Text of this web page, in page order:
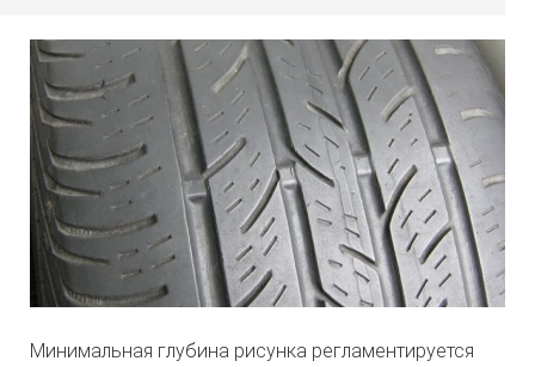
Минимальная глубина рисунка регламентируется